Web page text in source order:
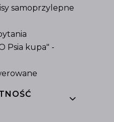
samoprzylepne
Psia kupa" -